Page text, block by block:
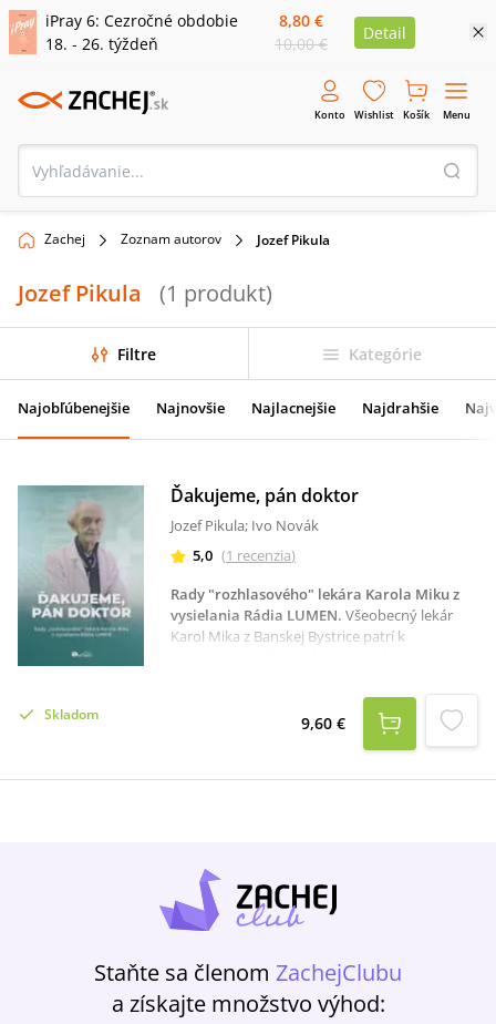
iPray 6: Cezročné obdobie
18. - 26. týždeň
8,80 €
10,00 €
Detail
Konto Wishlist Košík Menu
Zachej Zoznam autorov Jozef Pikula
Jozef Pikula (1 produkt)
Filtre Kategórie
Najobľúbenejšie Najnovšie Najlacnejšie Najdrahšie
Ďakujeme, pán doktor
Jozef Pikula; Ivo Novák
5,0 (1 recenzia)
Rady "rozhlasového" lekára Karola Miku z
vysielania Rádia LUMEN. Všeobecný lekár
Karol Mika z Banskej Bystrice patrí k
rokov prichádzal do vysielacieho štúdia, aby v
„Poradni doktora Miku“ odpovedal na otázky
poslucháčov, pomáhal riešiť ich zdravotné
kondícii. Okrem lekárskych vedomostí sa
jeho dielo v Rádiu LUMEN nezabudlo, Vám
prinášame publikáciu Ďakujeme, pán doktor.
Skladom 9,60 €
Staňte sa členom ZachejClubu
a získajte množstvo výhod: